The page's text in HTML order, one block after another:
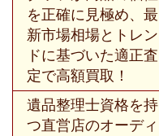
を正確に見極め、最
新市場相場とトレン
ドに基づいた適正査
定で高額買取！
遺品整理士資格を持
つ直営店のオーディ